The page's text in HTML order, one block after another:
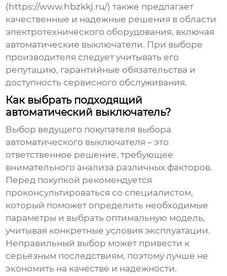
( https://www.hbzkkj.ru/) также предлагает
качественные и надежные решения в области
электротехнического оборудования, включая
автоматические выключатели. При выборе
производителя следует учитывать его
репутацию, гарантийные обязательства и
доступность сервисного обслуживания.
Как выбрать подходящий
автоматический выключатель?
Выбор ведущего покупателя выбора
автоматического выключателя – это
ответственное решение, требующее
внимательного анализа различных факторов.
Перед покупкой рекомендуется
проконсультироваться со специалистом,
который поможет определить необходимые
параметры и выбрать оптимальную модель,
учитывая конкретные условия эксплуатации.
Неправильный выбор может привести к
серьезным последствиям, поэтому лучше не
экономить на качестве и надежности.